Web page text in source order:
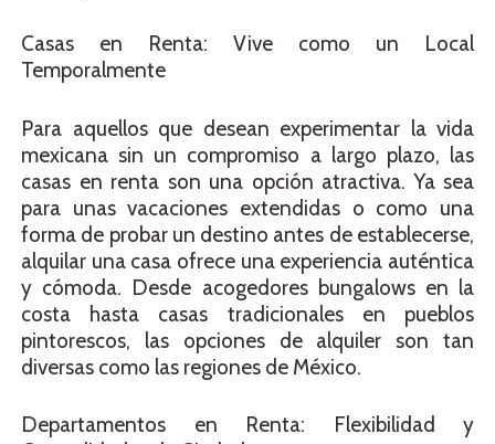
Casas en Renta: Vive como un Local
Temporalmente
Para aquellos que desean experimentar la vida
mexicana sin un compromiso a largo plazo, las
casas en renta son una opción atractiva. Ya sea
para unas vacaciones extendidas o como una
forma de probar un destino antes de establecerse,
alquilar una casa ofrece una experiencia auténtica
y cómoda. Desde acogedores bungalows en la
costa hasta casas tradicionales en pueblos
pintorescos, las opciones de alquiler son tan
diversas como las regiones de México.
Departamentos en Renta: Flexibilidad y